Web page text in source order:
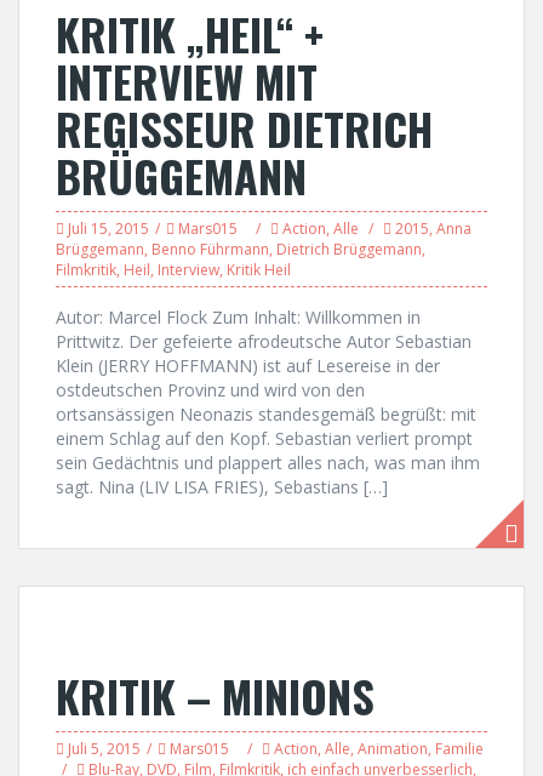
KRITIK „HEIL“ +
INTERVIEW MIT
REGISSEUR DIETRICH
BRÜGGEMANN
Juli 15, 2015 Mars015 Action, Alle 2015, Anna
Brüggemann, Benno Führmann, Dietrich Brüggemann,
Filmkritik, Heil, Interview, Kritik Heil
Autor: Marcel Flock Zum Inhalt: Willkommen in
Prittwitz. Der gefeierte afrodeutsche Autor Sebastian
Klein (JERRY HOFFMANN) ist auf Lesereise in der
ostdeutschen Provinz und wird von den
ortsansässigen Neonazis standesgemäß begrüßt: mit
einem Schlag auf den Kopf. Sebastian verliert prompt
sein Gedächtnis und plappert alles nach, was man ihm
sagt. Nina (LIV LISA FRIES), Sebastians […]
KRITIK – MINIONS
Juli 5, 2015 Mars015 Action, Alle, Animation, Familie
Blu-Ray, DVD, Film, Filmkritik, ich einfach unverbesserlich,